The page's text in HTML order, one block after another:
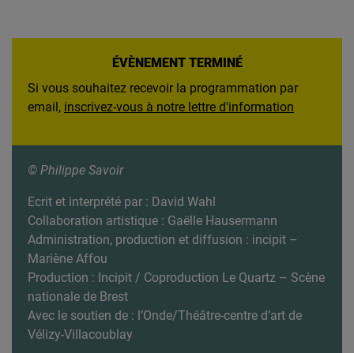
ÉVÈNEMENT TERMINÉ
Si vous souhaitez recevoir la programmation par
email, inscrivez-vous à notre lettre d'information
© Philippe Savoir
Ecrit et interprété par : David Wahl
Collaboration artistique : Gaëlle Hausermann
Administration, production et diffusion : incipit –
Mariène Affou
Production : Incipit / Coproduction Le Quartz – Scène
nationale de Brest
Avec le soutien de : l’Onde/Théâtre-centre d’art de
Vélizy-Villacoublay